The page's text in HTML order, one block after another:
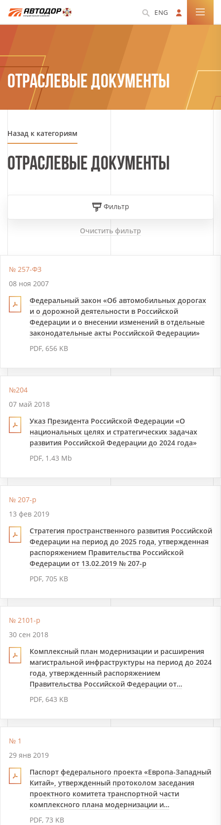
ENG
ОТРАСЛЕВЫЕ ДОКУМЕНТЫ
Назад к категориям
ОТРАСЛЕВЫЕ ДОКУМЕНТЫ
Фильтр
Очистить фильтр
№ 257-ФЗ
08 ноя 2007
Федеральный закон «Об автомобильных дорогах
и о дорожной деятельности в Российской
Федерации и о внесении изменений в отдельные
законодательные акты Российской Федерации»
PDF, 656 KB
№204
07 май 2018
Указ Президента Российской Федерации «О
национальных целях и стратегических задачах
развития Российской Федерации до 2024 года»
PDF, 1.43 Mb
№ 207-р
13 фев 2019
Стратегия пространственного развития Российской
Федерации на период до 2025 года, утвержденная
распоряжением Правительства Российской
Федерации от 13.02.2019 № 207-р
PDF, 705 KB
№ 2101-р
30 сен 2018
Комплексный план модернизации и расширения
магистральной инфраструктуры на период до 2024
года, утвержденный распоряжением
Правительства Российской Федерации от…
PDF, 643 KB
№ 1
29 янв 2019
Паспорт федерального проекта «Европа-Западный
Китай», утвержденный протоколом заседания
проектного комитета транспортной части
комплексного плана модернизации и…
PDF, 73 KB